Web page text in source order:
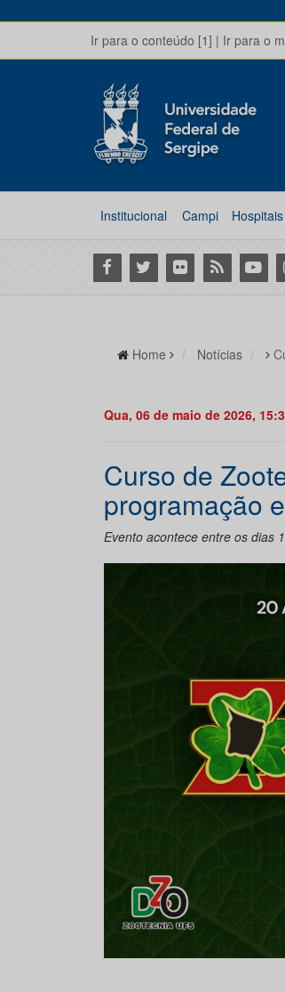
Ir para o conteúdo [1] | Ir para o
Institucional Campi Hospitais
Facebook
Twitter Flickr RSS
Home Notícias
Qua, 06 de maio de 2026,
Curso de
programação
Evento acontece entre os dias